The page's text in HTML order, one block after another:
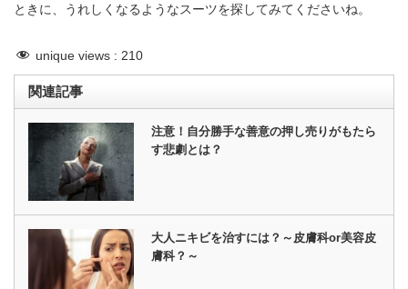
ときに、うれしくなるようなスーツを探してみてくださいね。
unique views : 210
関連記事
注意！自分勝手な善意の押し売りがもたら
す悲劇とは？
大人ニキビを治すには？～皮膚科or美容皮
膚科？～